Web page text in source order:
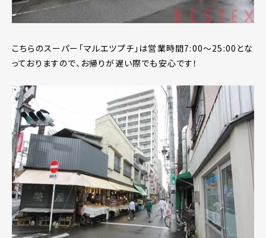
こちらのスーパー「マルエツプチ」は営業時間7:00～25:00とな
っておりますので、お帰りが遅い際でも安心です！